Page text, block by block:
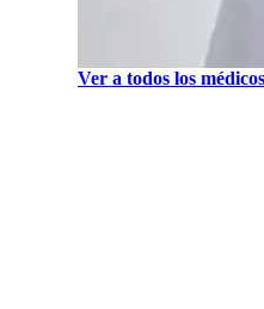
Ver a todos los médicos